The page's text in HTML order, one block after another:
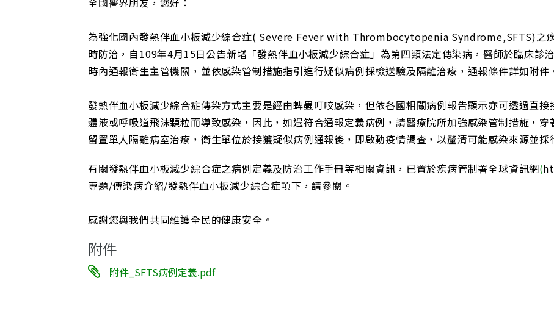
為強化國內發熱伴血小板減少綜合症( Severe Fever with Thrombocytopenia Syndrome,SFTS)之
時防治，自109年4月15日公告新增「發熱伴血小板減少綜合症」為第四類法定傳染病，醫師於臨床診
時內通報衛生主管機關，並依感染管制措施指引進行疑似病例採檢送驗及隔離治療，通報條件詳如附件
發熱伴血小板減少綜合症傳染方式主要是經由蜱蟲叮咬感染，但依各國相關病例報告顯示亦可透過直接
體液或呼吸道飛沫顆粒而導致感染，因此，如遇符合通報定義病例，請醫療院所加強感染管制措施，
留置單人隔離病室治療，衛生單位於接獲疑似病例通報後，即啟動疫情調查，以釐清可能感染來源並採
有關發熱伴血小板減少綜合症之病例定義及防治工作手冊等相關資訊，已置於疾病管制署全球資訊網(
專題/傳染病介紹/發熱伴血小板減少綜合症項下，請參閱。
感謝您與我們共同維護全民的健康安全。
附件
附件_SFTS病例定義.pdf